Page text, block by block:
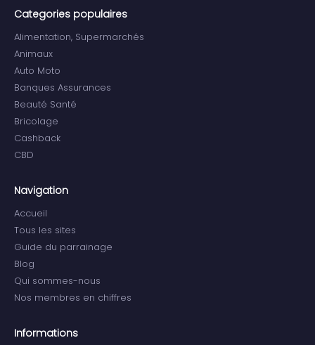
Categories populaires
Alimentation, Supermarchés
Animaux
Auto Moto
Banques Assurances
Beauté Santé
Bricolage
Cashback
CBD
Navigation
Accueil
Tous les sites
Guide du parrainage
Blog
Qui sommes-nous
Nos membres en chiffres
Informations